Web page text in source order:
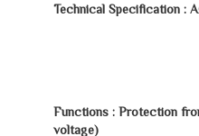
Technical Specification :
50-
Functions : Protection
voltage) Follow